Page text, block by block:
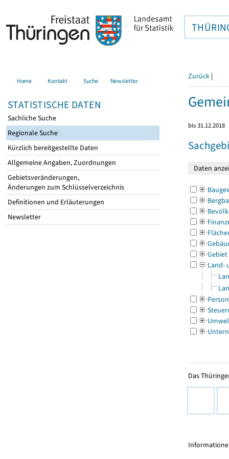
Home Kontakt Suche Newsletter
STATISTISCHE DATEN
Sachliche Suche
Regionale Suche
Kürzlich bereitgestellte Daten
Allgemeine Angaben, Zuordnungen
Gebietsveränderungen,
Änderungen zum Schlüsselverzeichnis
Definitionen und Erläuterungen
Newsletter
Zurück |
bis 31.12.2018
Gebiet
Land-
Das